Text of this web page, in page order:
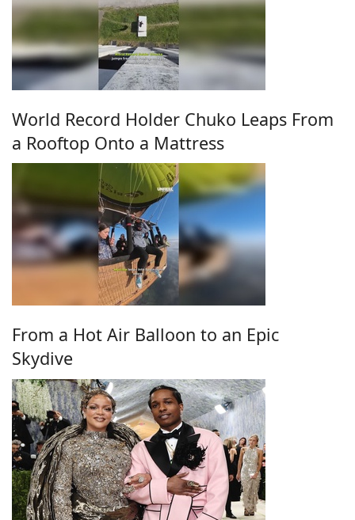
World Record Holder Chuko Leaps From
a Rooftop Onto a Mattress
From a Hot Air Balloon to an Epic
Skydive